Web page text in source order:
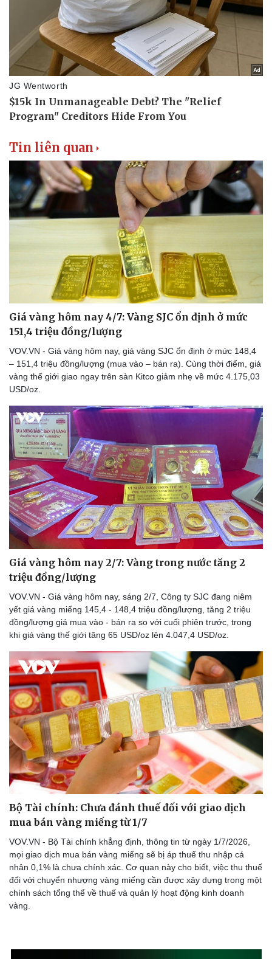
Thể thao
Bóng đá
Lịch thi đấu bóng đá
Thế giới thể thao
eSports
Hậu trường
Ô tô
Xe máy
Tư vấn
Tin liên quan
Giá vàng hôm nay 4/7: Vàng SJC ổn định ở mức
151,4 triệu đồng/lượng
VOV.VN - Giá vàng hôm nay, giá vàng SJC ổn định ở mức 148,4
– 151,4 triệu đồng/lượng (mua vào – bán ra). Cùng thời điểm, giá
vàng thế giới giao ngay trên sàn Kitco giảm nhẹ về mức 4.175,03
USD/oz.
Giá vàng hôm nay 2/7: Vàng trong nước tăng 2
triệu đồng/lượng
VOV.VN - Giá vàng hôm nay, sáng 2/7, Công ty SJC đang niêm
yết giá vàng miếng 145,4 - 148,4 triệu đồng/lượng, tăng 2 triệu
đồng/lượng giá mua vào - bán ra so với cuối phiên trước, trong
khi giá vàng thế giới tăng 65 USD/oz lên 4.047,4 USD/oz.
Bộ Tài chính: Chưa đánh thuế đối với giao dịch
mua bán vàng miếng từ 1/7
VOV.VN - Bộ Tài chính khẳng định, thông tin từ ngày 1/7/2026,
mọi giao dịch mua bán vàng miếng sẽ bị áp thuế thu nhập cá
nhân 0,1% là chưa chính xác. Cơ quan này cho biết, việc thu thuế
đối với chuyển nhượng vàng miếng cần được xây dựng trong một
chính sách tổng thể về thuế và quản lý hoạt động kinh doanh
vàng.